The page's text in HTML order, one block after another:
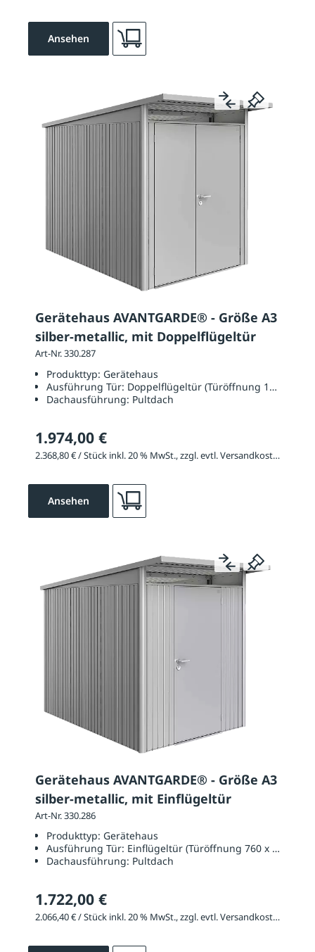
Ansehen
Gerätehaus AVANTGARDE® - Größe A3
silber-metallic, mit Doppelflügeltür
Art-Nr. 330.287
Produkttyp: Gerätehaus
Ausführung Tür: Doppelflügeltür (Türöffnung 1390 x
Dachausführung: Pultdach
1.974,00 €
2.368,80 € / Stück inkl. 20 % MwSt., zzgl. evtl. Versandkosten
Ansehen
Gerätehaus AVANTGARDE® - Größe A3
silber-metallic, mit Einflügeltür
Art-Nr. 330.286
Produkttyp: Gerätehaus
Ausführung Tür: Einflügeltür (Türöffnung 760 x 1820
Dachausführung: Pultdach
1.722,00 €
2.066,40 € / Stück inkl. 20 % MwSt., zzgl. evtl. Versandkosten